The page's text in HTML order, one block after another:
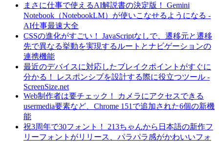
まさに仕事で使えるAI解説書の決定版！ Gemini
Notebook（NotebookLM）が使いこなせるようになる -
AI仕事最速大全
CSSの進化がすごい！ JavaScriptなしで、遷移元と遷移
先で異なる挙動を実現するルートとナビゲーションの
連携機能
最近のデバイスに対応したブレイクポイントがすぐに
分かる！ レスポンシブを設計する際に役立つツール -
ScreenSize.net
Web制作者は要チェック！ カメラにアクセスできる
usermedia要素など、Chrome 151で追加された6個の新機
能
祝3周年で30フォント！ 213ちゃんから日本語の新作フ
リーフォントがリリース、パラパラ感がかわいいフォ